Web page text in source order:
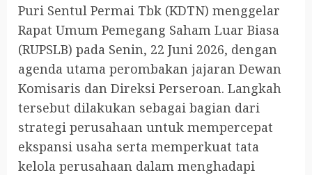
Puri Sentul Permai Tbk (KDTN) menggelar
Rapat Umum Pemegang Saham Luar Biasa
(RUPSLB) pada Senin, 22 Juni 2026, dengan
agenda utama perombakan jajaran Dewan
Komisaris dan Direksi Perseroan. Langkah
tersebut dilakukan sebagai bagian dari
strategi perusahaan untuk mempercepat
ekspansi usaha serta memperkuat tata
kelola perusahaan dalam menghadapi